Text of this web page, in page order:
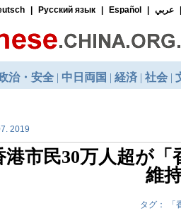
2019
港市民30万人超が
維
タグ： 「